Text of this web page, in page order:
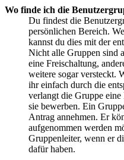
Wo finde ich die
Du findest die
persönlichen Bereich.
kannst du dies mit der
Nicht alle Gruppen sind
eine Freischaltung,
weitere sogar versteckt.
ihr einfach durch die
verlangt die Gruppe
sie bewerben. Ein
Antrag annehmen. Er
aufgenommen werden
Gruppenleiter, wenn er
dafür haben.